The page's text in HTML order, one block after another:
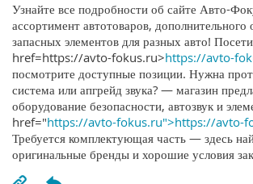
Узнайте все подробности об сайте Авто-
ассортимент автотоваров, дополнительного
запасных элементов для разных авто!
href=https://avto-fokus.ru>https://avto-
посмотрите доступные позиции. Нужна
система или апгрейд звука? — магазин
оборудование безопасности, автозвук и
href="https://avto-fokus.ru">https://avto-
Требуется комплектующая часть — здесь
оригинальные бренды и хорошие условия